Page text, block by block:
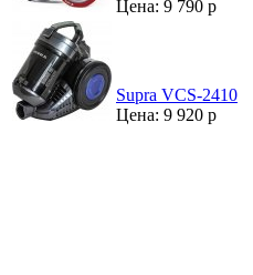
Цена: 9 790 р
Supra VCS-2410
Цена: 9 920 р